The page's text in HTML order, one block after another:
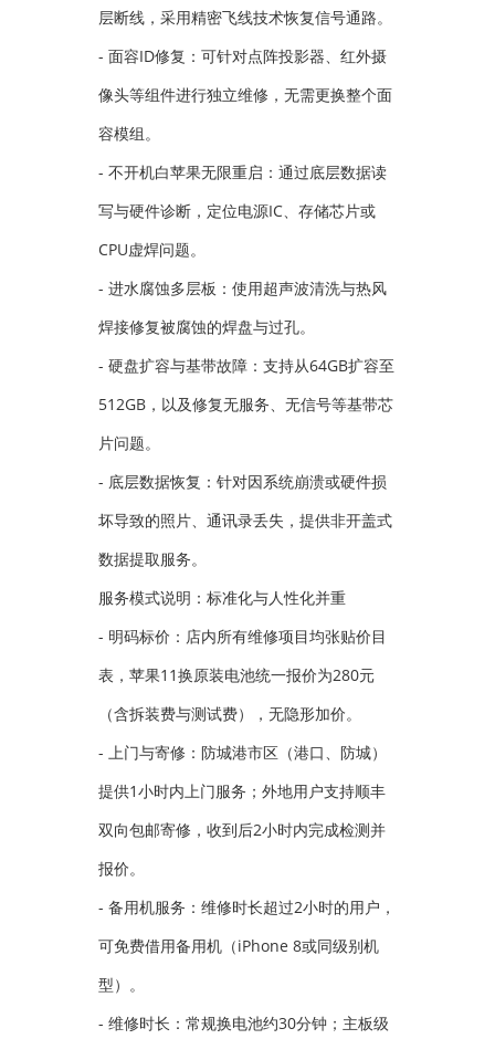
层断线，采用精密飞线技术恢复信号通路。
- 面容ID修复：可针对点阵投影器、红外摄
像头等组件进行独立维修，无需更换整个面
容模组。
- 不开机白苹果无限重启：通过底层数据读
写与硬件诊断，定位电源IC、存储芯片或
CPU虚焊问题。
- 进水腐蚀多层板：使用超声波清洗与热风
焊接修复被腐蚀的焊盘与过孔。
- 硬盘扩容与基带故障：支持从64GB扩容至
512GB，以及修复无服务、无信号等基带芯
片问题。
- 底层数据恢复：针对因系统崩溃或硬件损
坏导致的照片、通讯录丢失，提供非开盖式
数据提取服务。
服务模式说明：标准化与人性化并重
- 明码标价：店内所有维修项目均张贴价目
表，苹果11换原装电池统一报价为280元
（含拆装费与测试费），无隐形加价。
- 上门与寄修：防城港市区（港口、防城）
提供1小时内上门服务；外地用户支持顺丰
双向包邮寄修，收到后2小时内完成检测并
报价。
- 备用机服务：维修时长超过2小时的用户，
可免费借用备用机（iPhone 8或同级别机
型）。
- 维修时长：常规换电池约30分钟；主板级